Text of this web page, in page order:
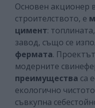
Основен акционер
строителството, е
цимент:
завод, също се
фермата.
модерните
преимущества са
екологично
съвкупна